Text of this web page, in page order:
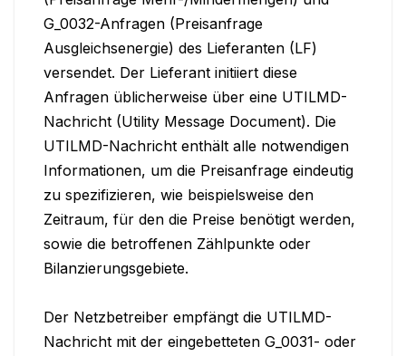
G_0032-Anfragen (Preisanfrage
Ausgleichsenergie) des Lieferanten (LF)
versendet. Der Lieferant initiiert diese
Anfragen üblicherweise über eine UTILMD-
Nachricht (Utility Message Document). Die
UTILMD-Nachricht enthält alle notwendigen
Informationen, um die Preisanfrage eindeutig
zu spezifizieren, wie beispielsweise den
Zeitraum, für den die Preise benötigt werden,
sowie die betroffenen Zählpunkte oder
Bilanzierungsgebiete.
Der Netzbetreiber empfängt die UTILMD-
Nachricht mit der eingebetteten G_0031- oder